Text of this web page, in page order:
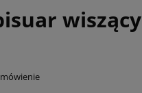
wiszący